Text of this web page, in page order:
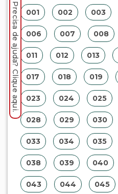
001 002 003
006 007 008
011 012 013
017 018 019
023 024 025
028 029 030
033 034 035
038 039 040
043 044 045
Precisa de ajuda? Clique aqui.